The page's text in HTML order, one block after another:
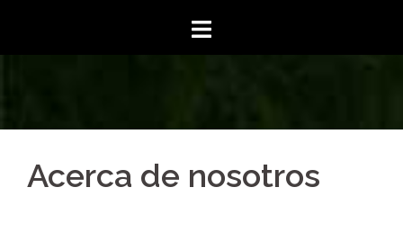
Acerca de nosotros